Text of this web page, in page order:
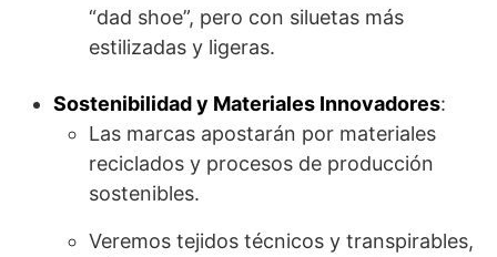
“dad shoe”, pero con siluetas más
estilizadas y ligeras.
Sostenibilidad y Materiales Innovadores:
Las marcas apostarán por materiales
reciclados y procesos de producción
sostenibles.
Veremos tejidos técnicos y transpirables,